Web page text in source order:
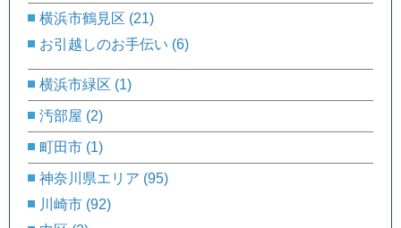
横浜市鶴見区 (21)
お引越しのお手伝い (6)
横浜市緑区 (1)
汚部屋 (2)
町田市 (1)
神奈川県エリア (95)
川崎市 (92)